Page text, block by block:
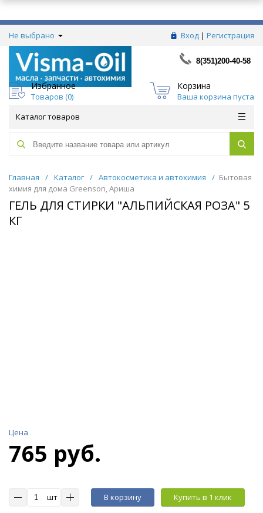
Не выбрано Вход | Регистрация
8(351)200-40-58
Избранное
Товаров (0)
Корзина
Ваша корзина пуста
Каталог товаров
Главная / Каталог / Автокосметика и автохимия / Бытовая
химия для дома Greenson, Ариша
ГЕЛЬ ДЛЯ СТИРКИ "АЛЬПИЙСКАЯ РОЗА" 5
КГ
Цена
765 руб.
шт В корзину Купить в 1 клик